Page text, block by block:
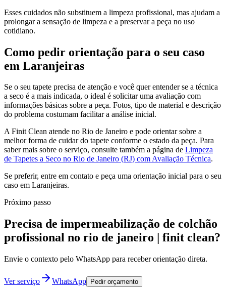
Esses cuidados não substituem a limpeza profissional, mas ajudam a
prolongar a sensação de limpeza e a preservar a peça no uso
cotidiano.
Como pedir orientação para o seu caso
em Laranjeiras
Se o seu tapete precisa de atenção e você quer entender se a técnica
a seco é a mais indicada, o ideal é solicitar uma avaliação com
informações básicas sobre a peça. Fotos, tipo de material e descrição
do problema costumam facilitar a análise inicial.
A Finit Clean atende no Rio de Janeiro e pode orientar sobre a
melhor forma de cuidar do tapete conforme o estado da peça. Para
saber mais sobre o serviço, consulte também a página de Limpeza
de Tapetes a Seco no Rio de Janeiro (RJ) com Avaliação Técnica.
Se preferir, entre em contato e peça uma orientação inicial para o seu
caso em Laranjeiras.
Próximo passo
Precisa de impermeabilização de colchão
profissional no rio de janeiro | finit clean?
Envie o contexto pelo WhatsApp para receber orientação direta.
Ver serviço WhatsApp Pedir orçamento